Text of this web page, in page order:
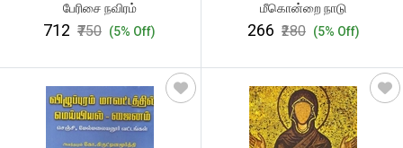
பேரிசை நவிரம்
₹712 ₹750 (5% Off)
மீகொன்றை நாடு
₹266 ₹280 (5% Off)